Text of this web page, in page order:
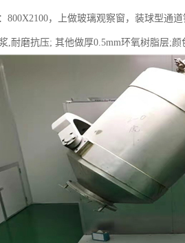
800X2100，上做玻璃观察窗，装球型通
,耐磨抗压; 其他做厚0.5mm环氧树脂层;颜